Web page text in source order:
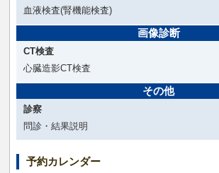
血液検査(腎機能検査)
画像診断
CT検査
心臓造影CT検査
その他
診察
問診・結果説明
予約カレンダー